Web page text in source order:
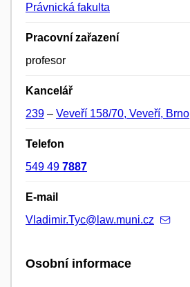
Právnická fakulta
Pracovní zařazení
profesor
Kancelář
239 – Veveří 158/70, Veveří, Brno
Telefon
549 49 7887
E-mail
Vladimir.Tyc@law.muni.cz
Osobní informace